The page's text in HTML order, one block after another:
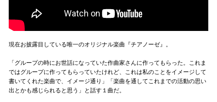
現在お披露目している唯一のオリジナル楽曲『チアノーゼ』。
「グループの時にお世話になっていた作曲家さんに作ってもらった。これま
ではグループに作ってもらっていたけれど、これは私のことをイメージして
書いてくれた楽曲で、イメージ通り」「楽曲を通してこれまでの活動の思い
出とかも感じられると思う」と話す１曲だ。